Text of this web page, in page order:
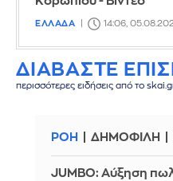
ΕΛΛΑΔΑ 14:06,
ΔΙΑΒΑΣΤΕ
περισσότερες ειδήσεις από το
ΡΟΗ ΔΗΜΟΦΙΛΗ
JUMBO: Αύξηση